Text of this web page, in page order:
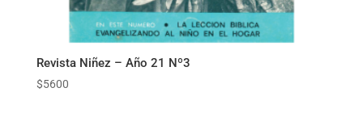
Revista Niñez – Año 21 Nº3
$5600